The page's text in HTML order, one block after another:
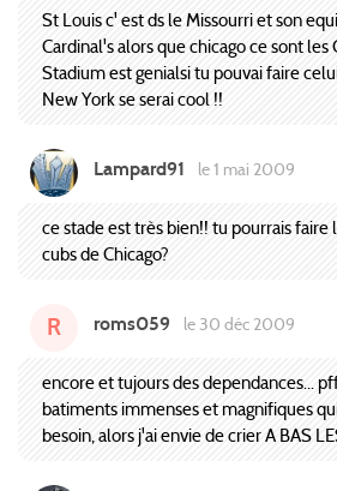
St Louis c' est ds le Missourri et son
Cardinal's alors que chicago ce sont les
Stadium est genialsi tu pouvai faire
New York se serai cool !!
Lampard91 le 1 mai 2009
ce stade est très bien!! tu pourrais
cubs de Chicago?
R roms059 le 30 déc 2009
encore et tujours des dependances...
batiments immenses et magnifiques
besoin, alors j'ai envie de crier A BAS